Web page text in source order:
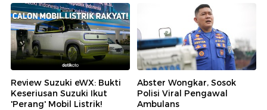
Review Suzuki eWX: Bukti
Keseriusan Suzuki Ikut
'Perang' Mobil Listrik!
Abster Wongkar, Sosok
Polisi Viral Pengawal
Ambulans